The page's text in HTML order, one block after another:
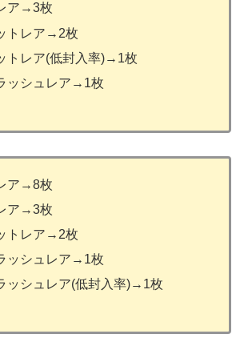
ア→3枚
トレア→2枚
トレア(低封入率)→1枚
ッシュレア→1枚
ア→8枚
ア→3枚
トレア→2枚
ッシュレア→1枚
ッシュレア(低封入率)→1枚